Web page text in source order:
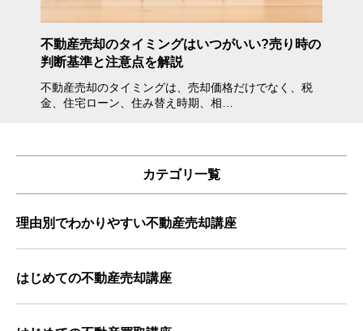
不動産売却のタイミングはいつがいい?売り時の
判断基準と注意点を解説
不動産売却のタイミングは、売却価格だけでなく、税
金、住宅ローン、住み替え時期、相…
カテゴリ一覧
理由別でわかりやすい不動産売却講座
はじめての不動産売却講座